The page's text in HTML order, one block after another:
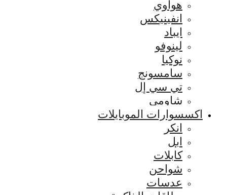
هواوي
انفينيكس
ايباد
لينوفو
نوكيا
سامسونج
تي سي إل
شاومي
اكسسوارات الموبايلات
انكر
ابل
كابلات
شواحن
عدسات